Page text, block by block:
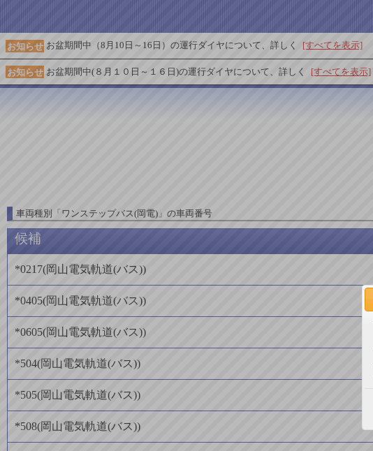
お知らせ お盆期間中（8月10日～16日）の運行ダイヤについて、詳しく [すべてを表示]
お知らせ お盆期間中(８月１０日～１６日)の運行ダイヤについて、詳しく [すべてを表示]
車両種別 「 ワンステップバス(岡電) 」 の車両番号
候補
*0217(岡山電気軌道(バス))
*0405(岡山電気軌道(バス))
*0605(岡山電気軌道(バス))
*504(岡山電気軌道(バス))
*505(岡山電気軌道(バス))
*508(岡山電気軌道(バス))